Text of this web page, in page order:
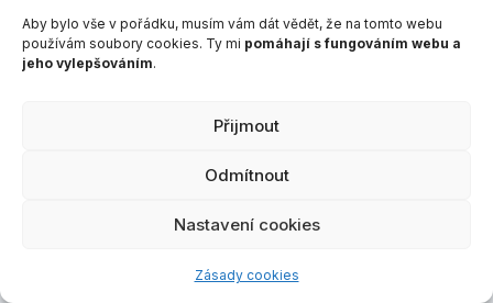
Aby bylo vše v pořádku, musím vám dát vědět, že na tomto webu
používám soubory cookies. Ty mi pomáhají s fungováním webu a
jeho vylepšováním.
Přijmout
Odmítnout
Nastavení cookies
Zásady cookies
Neuschwanstein a Linderhof
23. 7. 2018 4 minuty čtení
prodloužený víkend pro další cestování a
tentokrát jsme vyrazilido Německa na
Především ten první je celosvětově známý
a turisty hojně navštěvovaný. V tomto článku